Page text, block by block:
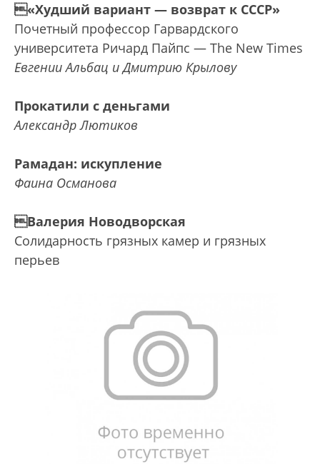
«Худший вариант — возврат к СССР»
Почетный профессор Гарвардского
университета Ричард Пайпс — The New Times
Евгении Альбац и Дмитрию Крылову
Прокатили с деньгами
Александр Лютиков
Рамадан: искупление
Фаина Османова
Валерия Новодворская
Солидарность грязных камер и грязных
перьев